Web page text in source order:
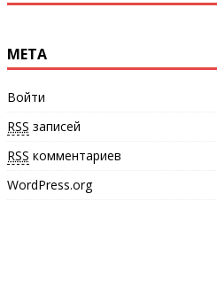
МЕТА
Войти
RSS записей
RSS комментариев
WordPress.org